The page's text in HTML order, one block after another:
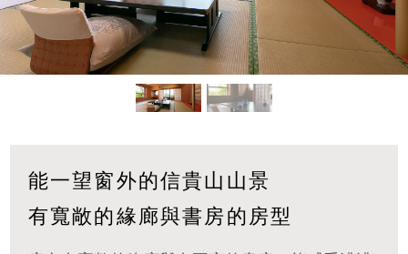
能一望窗外的信貴山山景
有寬敞的緣廊與書房的房型